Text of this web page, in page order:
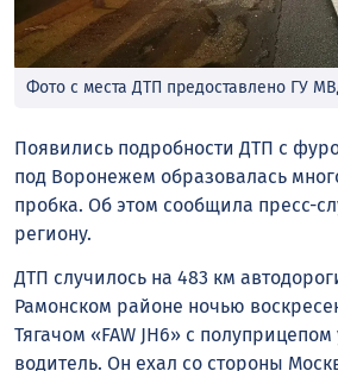
Фото с места ДТП предоставлено ГУ
Появились подробности ДТП с
под Воронежем образовалась
пробка. Об этом сообщила пресс-
региону.
ДТП случилось на 483 км
Рамонском районе ночью
Тягачом «FAW JH6» с
водитель. Он ехал со стороны